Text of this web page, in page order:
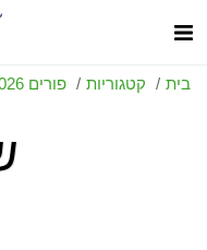
בית קטגוריות פורים 2026